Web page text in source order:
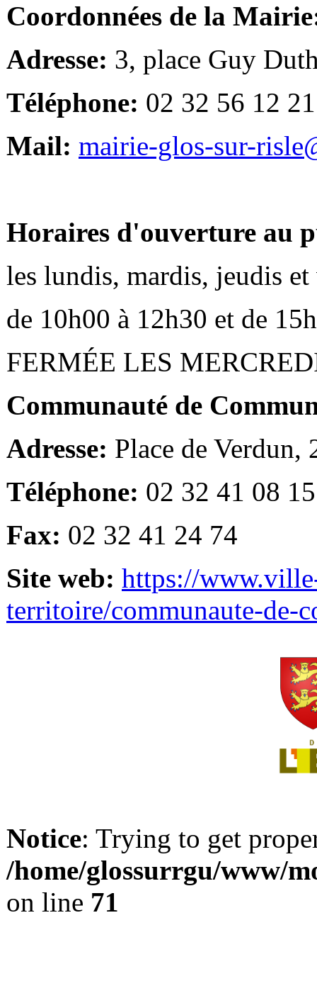
Coordonnées de la
Adresse: 3, place Guy
Téléphone: 02 32 56 12 21
Mail: mairie-glos-sur-
Horaires d'ouverture au
les lundis, mardis, jeudis et
de 10h00 à 12h30 et de
FERMÉE LES
Communauté de
Adresse: Place de Verdun,
Téléphone: 02 32 41 08 15
Fax: 02 32 41 24 74
Site web: https://
territoire/communaute-de-
Notice: Trying to get
/home/glossurrgu/www/
on line 71